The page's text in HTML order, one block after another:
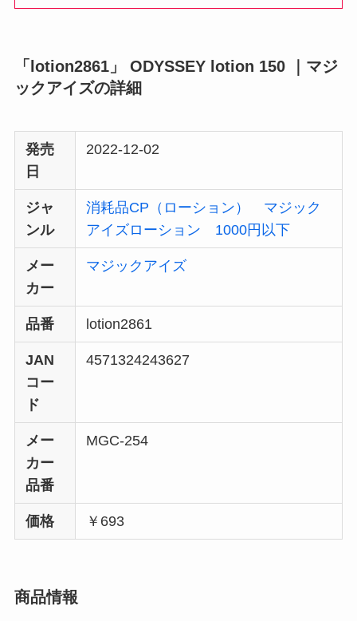
「lotion2861」 ODYSSEY lotion 150 ｜マジ
ックアイズの詳細
発売
日
2022-12-02
ジャ
ンル
消耗品CP（ローション）
マジック
アイズローション
1000円以下
メー
カー
マジックアイズ
品番 lotion2861
JAN
コー
ド
4571324243627
メー
カー
品番
MGC-254
価格 ￥693
商品情報